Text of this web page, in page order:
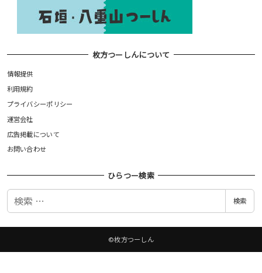
枚方つーしんについて
情報提供
利用規約
プライバシーポリシー
運営会社
広告掲載について
お問い合わせ
ひらつー検索
検
検索
©枚方つーしん